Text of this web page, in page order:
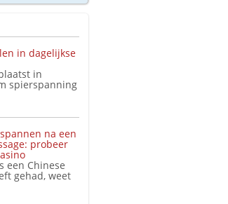
in dagelijkse
in
spierspanning
na een
probeer
een Chinese
gehad, weet